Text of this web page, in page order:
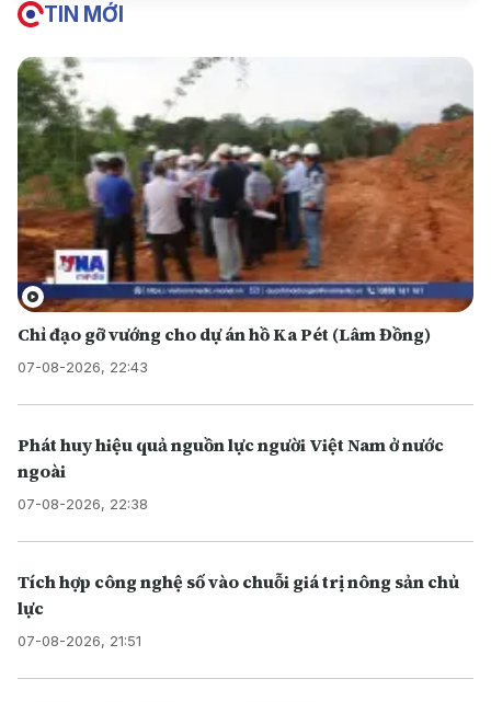
TIN MỚI
Chỉ đạo gỡ vướng cho dự án hồ Ka Pét (Lâm Đồng)
07-08-2026, 22:43
Phát huy hiệu quả nguồn lực người Việt Nam ở nước
ngoài
07-08-2026, 22:38
Tích hợp công nghệ số vào chuỗi giá trị nông sản chủ
lực
07-08-2026, 21:51